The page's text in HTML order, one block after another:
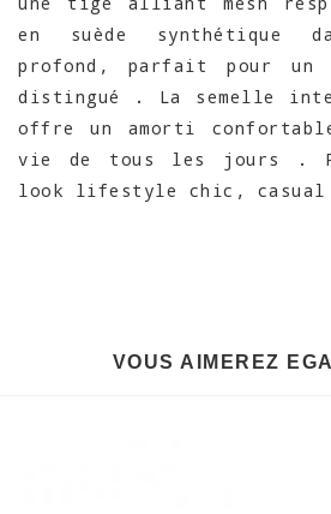
en suède synthétique
profond, parfait pour
distingué . La semelle
offre un amorti
vie de tous les jours .
look lifestyle chic, casual
VOUS AIMEREZ